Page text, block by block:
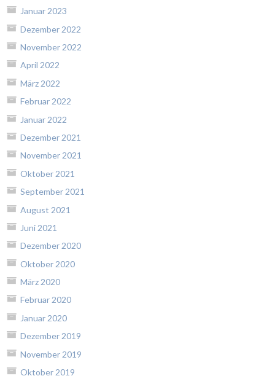
Januar 2023
Dezember 2022
November 2022
April 2022
März 2022
Februar 2022
Januar 2022
Dezember 2021
November 2021
Oktober 2021
September 2021
August 2021
Juni 2021
Dezember 2020
Oktober 2020
März 2020
Februar 2020
Januar 2020
Dezember 2019
November 2019
Oktober 2019